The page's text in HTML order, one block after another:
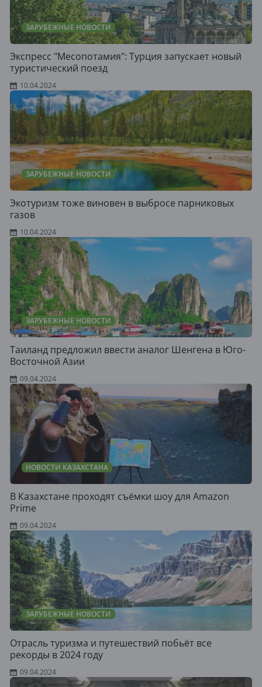
ЗАРУБЕЖНЫЕ НОВОСТИ
Экспресс "Месопотамия": Турция запускает новый
туристический поезд
10.04.2024
ЗАРУБЕЖНЫЕ НОВОСТИ
Экотуризм тоже виновен в выбросе парниковых
газов
10.04.2024
ЗАРУБЕЖНЫЕ НОВОСТИ
Таиланд предложил ввести аналог Шенгена в Юго-
Восточной Азии
09.04.2024
НОВОСТИ КАЗАХСТАНА
В Казахстане проходят съёмки шоу для Amazon
Prime
09.04.2024
ЗАРУБЕЖНЫЕ НОВОСТИ
Отрасль туризма и путешествий побьёт все
рекорды в 2024 году
09.04.2024